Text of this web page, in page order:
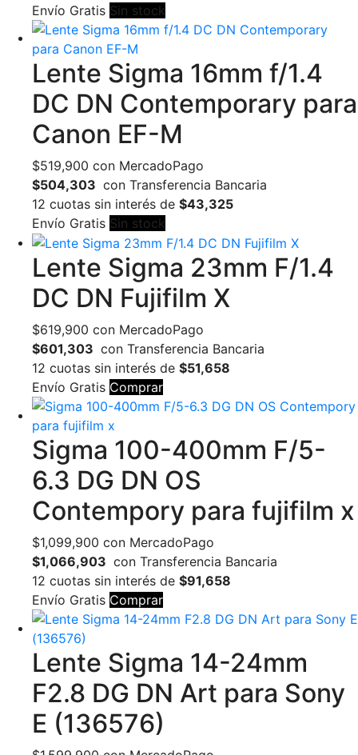
Envío Gratis Sin stock
Lente Sigma 16mm f/1.4
DC DN Contemporary para
Canon EF-M
$519,900 con MercadoPago
$504,303 con Transferencia Bancaria
12 cuotas sin interés de $43,325
Envío Gratis Sin stock
Lente Sigma 23mm F/1.4
DC DN Fujifilm X
$619,900 con MercadoPago
$601,303 con Transferencia Bancaria
12 cuotas sin interés de $51,658
Envío Gratis Comprar
Sigma 100-400mm F/5-
6.3 DG DN OS
Contempory para fujifilm x
$1,099,900 con MercadoPago
$1,066,903 con Transferencia Bancaria
12 cuotas sin interés de $91,658
Envío Gratis Comprar
Lente Sigma 14-24mm
F2.8 DG DN Art para Sony
E (136576)